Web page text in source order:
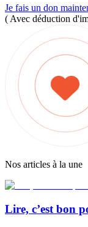
Je fais un don
( Avec déduction
Nos articles à la une
Lire, c’est bon